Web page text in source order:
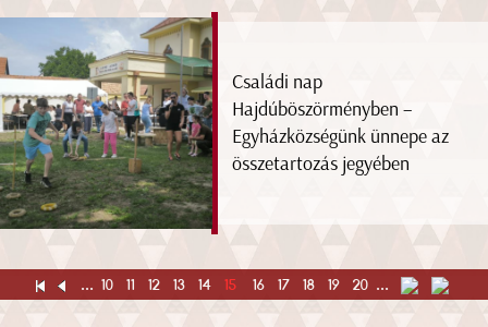
Családi nap
Hajdúböszörményben –
Egyházközségünk ünnepe az
összetartozás jegyében
... 10 11 12 13 14 15 16 17 18 19 20 ...